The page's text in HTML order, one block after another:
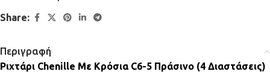
Share:
Περιγραφή
Ριχτάρι Chenille Με Κρόσια C6-5 Πράσινο (4 Διαστάσεις)